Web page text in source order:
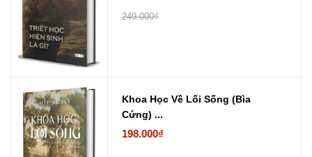
249.000₫
Khoa Học Về Lối Sống (Bìa
Cứng) ...
198.000₫